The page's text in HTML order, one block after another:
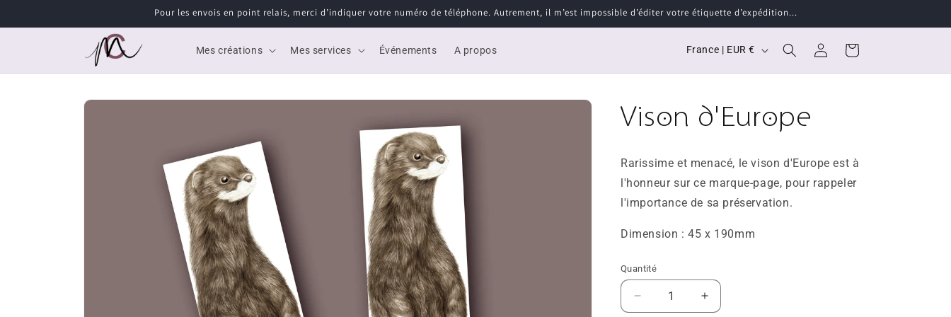
au
Pour les envois en point relais, merci d’indiquer votre numéro de téléphone. Autrement, il m’est impossible d’éditer votre étiquette d’expédition...
Mes créations Mes services Événements A propos
s
r
é
g
France | EUR € ConnexionPanier
Passer aux
Vison d'Europe
Rarissime et menacé, le vison d'Europe est à
l'honneur sur ce marque-page, pour rappeler
l'importance de sa préservation.
Dimension : 45 x 190mm
Quantité
Réduire
Augmenter